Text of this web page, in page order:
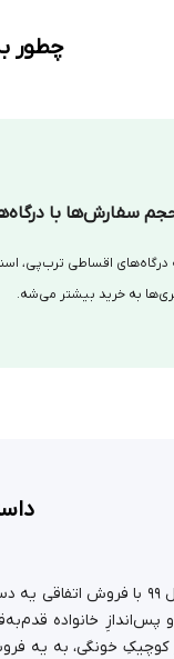
چطور
سفارش‌ها با
درگاه‌های اقساطی ترب‌پی،
به خرید بیشتر می‌شه.
داستان ما سال ۹۹ با فروش
پس‌اندازِ خانواده